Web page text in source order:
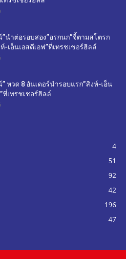
”นำต่อรอบสอง”อรกนก”จี้ตามสโตรก
ห์-เอ็นเอสดีเอฟ”ที่เทรชเชอร์ฮิลล์
หวด 8 อันเดอร์นำรอบแรก”สิงห์-เอ็น
ที่เทรชเชอร์ฮิลล์
4
51
92
42
196
47